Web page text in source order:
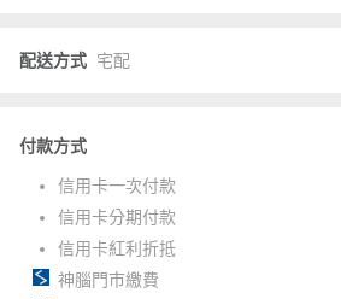
配送方式 宅配
付款方式
信用卡一次付款
信用卡分期付款
信用卡紅利折抵
神腦門市繳費